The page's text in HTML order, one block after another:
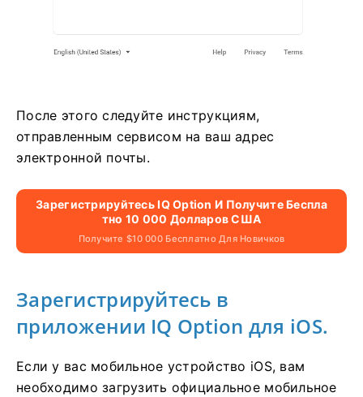
После этого следуйте инструкциям,
отправленным сервисом на ваш адрес
электронной почты.
Зарегистрируйтесь IQ Option И Получите Беспла
Тно 10 000 Долларов США
Получите $10 000 Бесплатно Для Новичков
Зарегистрируйтесь в
приложении IQ Option для iOS.
Если у вас мобильное устройство iOS, вам
необходимо загрузить официальное мобильное